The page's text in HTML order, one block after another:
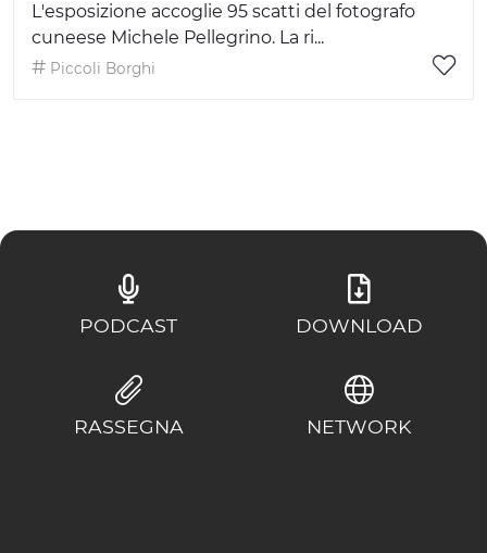
L'esposizione accoglie 95 scatti del fotografo
cuneese Michele Pellegrino. La ri...
Piccoli Borghi
PODCAST DOWNLOAD
RASSEGNA NETWORK